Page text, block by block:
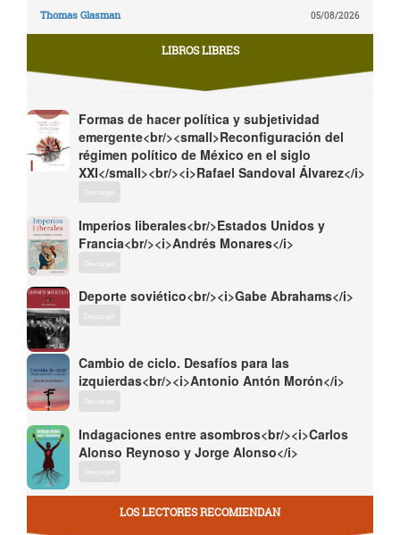
Thomas Glasman 05/08/2026
LIBROS LIBRES
Formas de hacer política y subjetividad
emergente<br/><small>Reconfiguración del
régimen político de México en el siglo
XXI</small><br/><i>Rafael Sandoval Álvarez</i>
Descargar
Imperios liberales<br/>Estados Unidos y
Francia<br/><i>Andrés Monares</i>
Descargar
Deporte soviético<br/><i>Gabe Abrahams</i>
Descargar
Cambio de ciclo. Desafíos para las
izquierdas<br/><i>Antonio Antón Morón</i>
Descargar
Indagaciones entre asombros<br/><i>Carlos
Alonso Reynoso y Jorge Alonso</i>
Descargar
LOS LECTORES RECOMIENDAN